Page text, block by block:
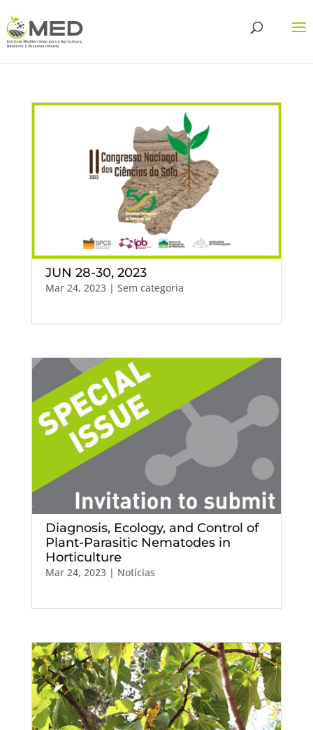
JUN 28-30, 2023
Mar 24, 2023| Sem categoria
Diagnosis, Ecology, and Control of
Plant-Parasitic Nematodes in
Horticulture
Mar 24, 2023| Notícias